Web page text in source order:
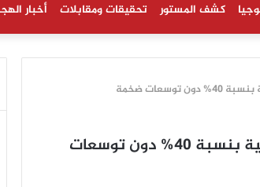
كشف المستور تحقيقات ومقابلات أخبار
ضخمة
شبكة الكهرباء السويدية قادرة على توفير طاقة إضافية بنسبة 40% دون توسعات